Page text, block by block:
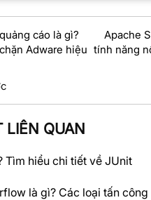
cáo là gì?
Adware hiệu
Apache
tính năng
LIÊN QUAN
Tìm hiểu chi tiết về JUnit
là gì? Các loại tấn